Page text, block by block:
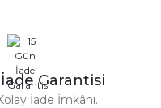
Garantisi
İade İmkânı.